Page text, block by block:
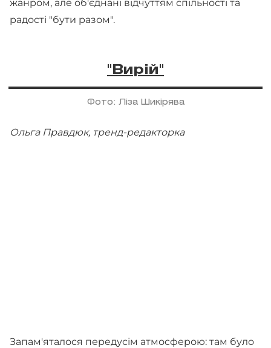
жанром, але об'єднані відчуттям спільності та
радості "бути разом".
"Вирій"
Фото: Ліза Шикірява
Ольга Правдюк, тренд-редакторка
Запам'яталося передусім атмосферою: там було